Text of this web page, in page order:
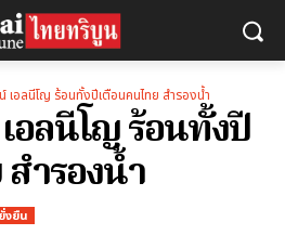
เอลนีโญ ร้อนทั้งปีเตือนคนไทย สำรองน้ำ
อลนีโญ ร้อนทั้งปี
ำรองน้ำ
งยืน